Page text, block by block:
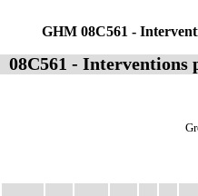
GHM 08C561 -
08C561 - Interventions